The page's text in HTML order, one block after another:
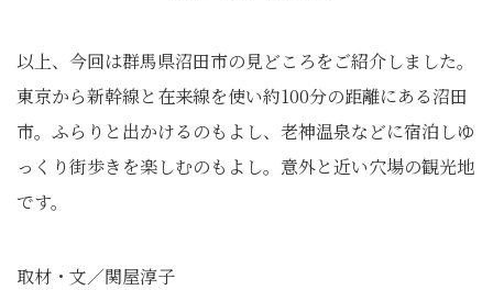
以上、今回は群馬県沼田市の見どころをご紹介しました。
東京から新幹線と在来線を使い約100分の距離にある沼田
市。ふらりと出かけるのもよし、老神温泉などに宿泊しゆ
っくり街歩きを楽しむのもよし。意外と近い穴場の観光地
です。
取材・文／関屋淳子